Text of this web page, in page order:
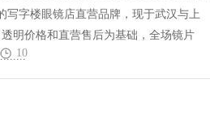
字楼眼镜店直营品牌，现于武汉与上
明价格和直营售后为基础，全场镜片
10